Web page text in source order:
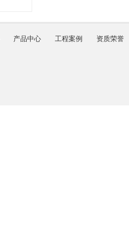
产品中心 工程案例 资质荣誉